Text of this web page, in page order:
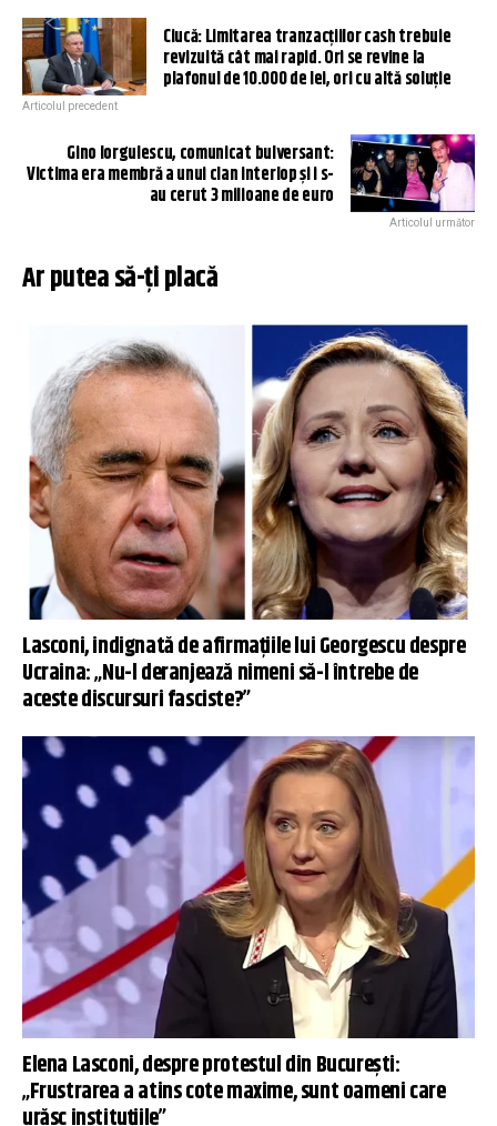
Ciucă: Limitarea tranzacțiilor cash trebuie
revizuită cât mai rapid. Ori se revine la
plafonul de 10.000 de lei, ori cu altă soluție
Articolul precedent
Gino Iorgulescu, comunicat bulversant:
Victima era membră a unui clan interlop și i s-
au cerut 3 milioane de euro
Articolul următor
Ar putea să-ți placă
Lasconi, indignată de afirmațiile lui Georgescu despre
Ucraina: „Nu-l deranjează nimeni să-l întrebe de
aceste discursuri fasciste?”
Elena Lasconi, despre protestul din București:
„Frustrarea a atins cote maxime, sunt oameni care